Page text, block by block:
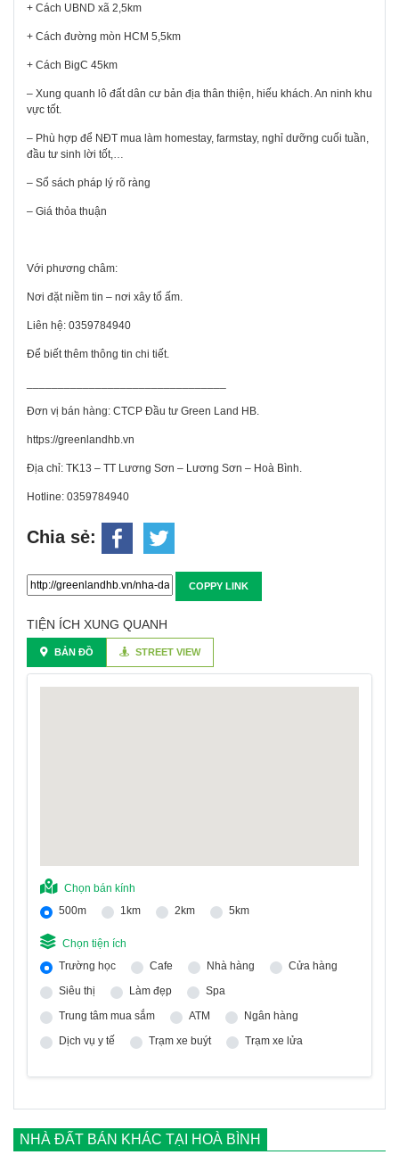
+ Cách UBND xã 2,5km
+ Cách đường mòn HCM 5,5km
+ Cách BigC 45km
– Xung quanh lô đất dân cư bản địa thân thiện, hiếu khách. An ninh khu
vực tốt.
– Phù hợp để NĐT mua làm homestay, farmstay, nghỉ dưỡng cuối tuần,
đầu tư sinh lời tốt,…
– Sổ sách pháp lý rõ ràng
– Giá thỏa thuận
Với phương châm:
Nơi đặt niềm tin – nơi xây tổ ấm.
Liên hệ: 0359784940
Để biết thêm thông tin chi tiết.
Đơn vị bán hàng: CTCP Đầu tư Green Land HB.
https://greenlandhb.vn
Địa chỉ: TK13 – TT Lương Sơn – Lương Sơn – Hoà Bình.
Hotline: 0359784940
Chia sẻ:
COPPY LINK
TIỆN ÍCH XUNG QUANH
BẢN ĐỒ STREET VIEW
Chọn bán kính
500m
1km 2km 5km
Chọn tiện ích
Trường học
Cafe Nhà hàng
Cửa hàng
Siêu thị
Làm đẹp
Spa
Trung tâm mua sắm
ATM
Ngân hàng
Dịch vụ y tế
Trạm xe buýt Trạm xe lửa
NHÀ ĐẤT BÁN KHÁC TẠI HOÀ BÌNH